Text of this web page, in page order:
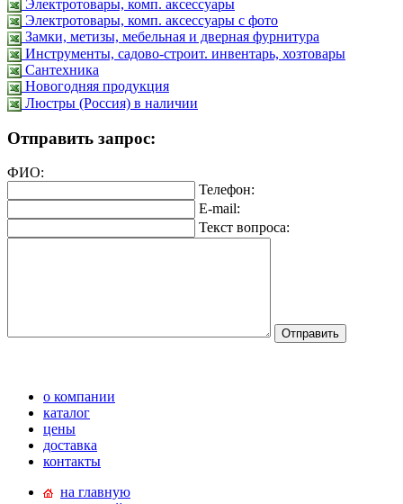
Электротовары, комп. аксессуары
Электротовары, комп. аксессуары с фото
Замки, метизы, мебельная и дверная фурнитура
Инструменты, садово-строит. инвентарь, хозтовары
Сантехника
Новогодняя продукция
Люстры (Россия) в наличии
Отправить запрос:
ФИО:
Телефон:
E-mail:
Текст вопроса:
о компании
каталог
цены
доставка
контакты
на главную